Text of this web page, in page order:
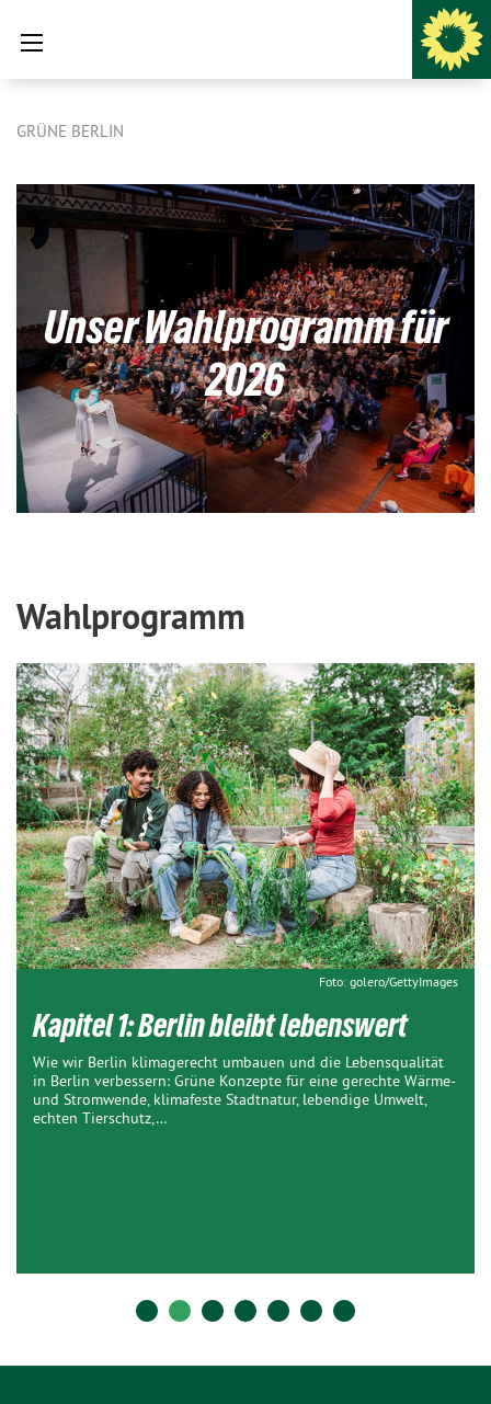
GRÜNE BERLIN
Unser Wahlprogramm für
2026
Wahlprogramm
Foto: golero/GettyImages
Kapitel 1: Berlin bleibt lebenswert
Wie wir Berlin klimagerecht umbauen und die Lebensqualität
in Berlin verbessern: Grüne Konzepte für eine gerechte Wärme-
und Stromwende, klimafeste Stadtnatur, lebendige Umwelt,
echten Tierschutz,…